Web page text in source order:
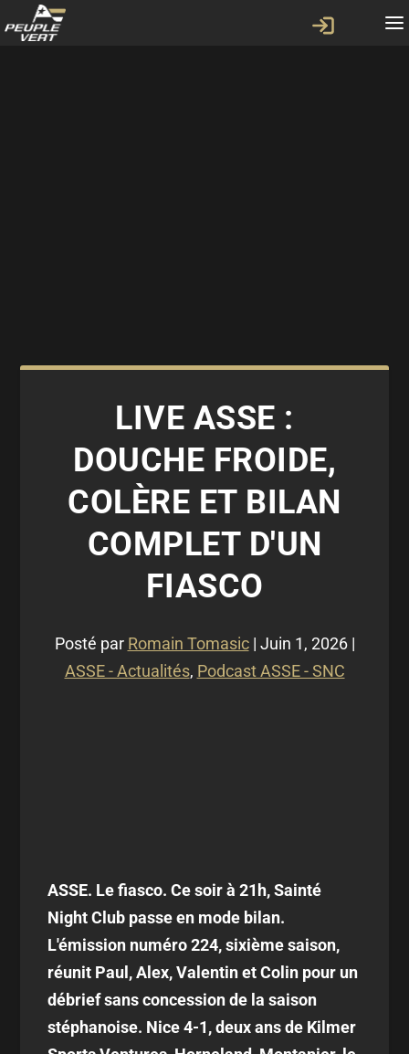
LIVE ASSE :
DOUCHE FROIDE,
COLÈRE ET BILAN
COMPLET D'UN
FIASCO
Posté par Romain Tomasic| Juin 1, 2026|
ASSE - Actualités, Podcast ASSE - SNC
ASSE. Le fiasco. Ce soir à 21h, Sainté
Night Club passe en mode bilan.
L'émission numéro 224, sixième saison,
réunit Paul, Alex, Valentin et Colin pour un
débrief sans concession de la saison
stéphanoise. Nice 4-1, deux ans de Kilmer